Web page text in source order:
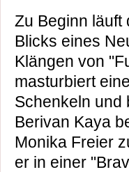
Zu Beginn läuft
Blicks eines
Klängen von
masturbiert
Schenkeln und
Berivan Kaya
Monika Freier
er in einer